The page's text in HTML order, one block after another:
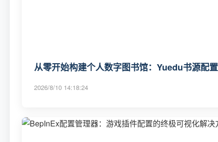
从零开始构建个人数字图书馆：Yuedu书源配
2026/8/10 14:18:24